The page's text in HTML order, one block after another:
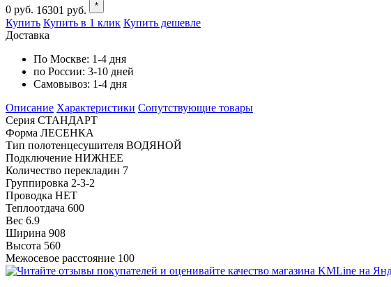
0 руб. 16301 руб. *
Купить Купить в 1 клик Купить дешевле
Доставка
По Москве: 1-4 дня
по России: 3-10 дней
Самовывоз: 1-4 дня
Описание Характеристики Cопутствующие товары
Серия СТАНДАРТ
Форма ЛЕСЕНКА
Тип полотенцесушителя ВОДЯНОЙ
Подключение НИЖНЕЕ
Количество перекладин 7
Группировка 2-3-2
Проводка НЕТ
Теплоотдача 600
Вес 6.9
Ширина 908
Высота 560
Межосевое расстояние 100